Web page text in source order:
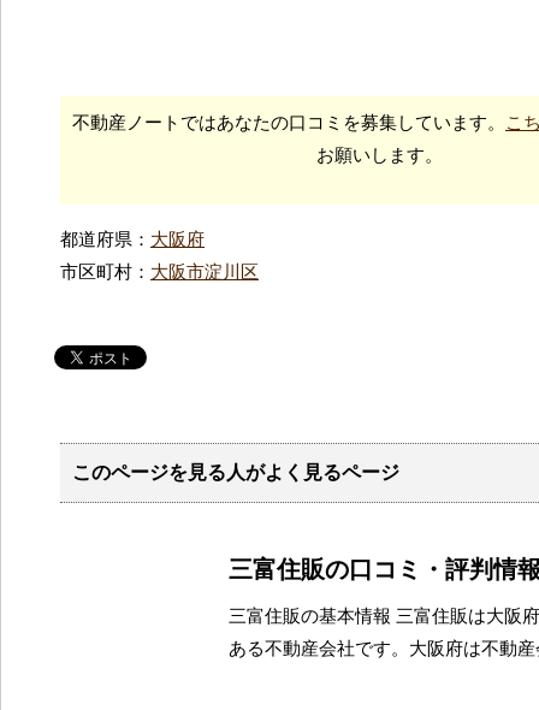
不動産ノートではあなたの口コミを募集しています。
こ
お願いします。
都道府県： 大阪府
市区町村： 大阪市淀川区
このページを見る人がよく見るページ
三富住販の口コミ・評判情
三富住販の基本情報 三富住販は大阪
ある不動産会社です。大阪府は不動